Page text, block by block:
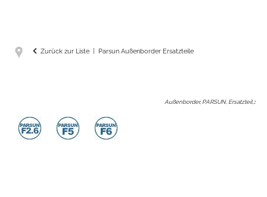
Zurück zur Liste Parsun Außenborder Ersatzteile
Außenborder, PARSUN, Ersatzteil, :